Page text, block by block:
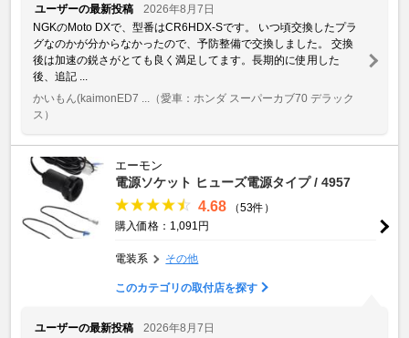
ユーザーの最新投稿
2026年8月7日
NGKのMoto DXで、型番はCR6HDX-Sです。 いつ頃交換したプラ
グなのかが分からなかったので、予防整備で交換しました。 交換
後は加速の鋭さがとても良く満足してます。長期的に使用した
後、追記 ...
かいもん(kaimonED7 ...
（愛車：ホンダ スーパーカブ70 デラック
ス）
エーモン
電源ソケット ヒューズ電源タイプ / 4957
4.68
（53件）
購入価格：1,091円
電装系 その他
このカテゴリの取付店を探す
ユーザーの最新投稿
2026年8月7日